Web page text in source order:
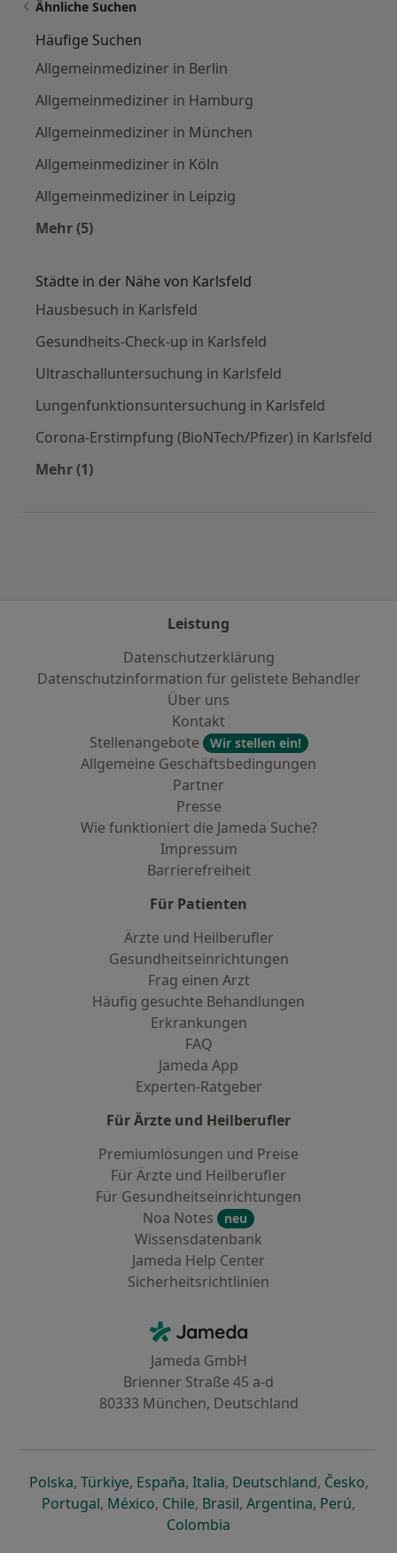
Ähnliche Suchen
Häufige Suchen
Allgemeinmediziner in Berlin
Allgemeinmediziner in Hamburg
Allgemeinmediziner in München
Allgemeinmediziner in Köln
Allgemeinmediziner in Leipzig
Mehr (5)
Städte in der Nähe von Karlsfeld
Hausbesuch in Karlsfeld
Gesundheits-Check-up in Karlsfeld
Ultraschalluntersuchung in Karlsfeld
Lungenfunktionsuntersuchung in Karlsfeld
Corona-Erstimpfung (BioNTech/Pfizer) in Karlsfeld
Mehr (1)
Leistung
Datenschutzerklärung
Datenschutzinformation für gelistete Behandler
Über uns
Kontakt
Stellenangebote
Wir stellen ein!
Allgemeine Geschäftsbedingungen
Partner
Presse
Wie funktioniert die Jameda Suche?
Impressum
Barrierefreiheit
Für Patienten
Ärzte und Heilberufler
Gesundheitseinrichtungen
Frag einen Arzt
Häufig gesuchte Behandlungen
Erkrankungen
FAQ
Jameda App
Experten-Ratgeber
Für Ärzte und Heilberufler
Premiumlösungen und Preise
Für Ärzte und Heilberufler
Für Gesundheitseinrichtungen
Noa Notes
neu
Wissensdatenbank
Jameda Help Center
Sicherheitsrichtlinien
Jameda - Startseite
Jameda GmbH
Brienner Straße 45 a-d
80333 München, Deutschland
Polskaöffnet in einer neuen Registerkarte
, Türkiyeöffnet in einer neuen Registerkarte
, Españaöffnet in einer neuen
, Italiaöffnet in einer neuen
, Deutschlandöffnet in
, Česko,
Portugalöffnet in einer neuen Registerkarte
, Méxicoöffnet in einer neuen Registerkarte
, Chileöffnet in einer neuen
, Brasilöffnet in einer neuen
, Argentinaöffnet in
, Perúöffnet
,
Colombia